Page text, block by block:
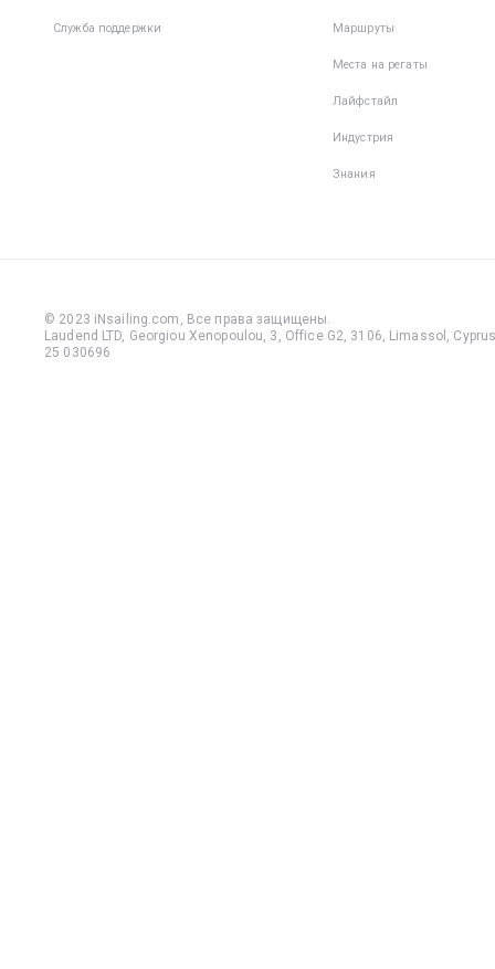
Служба поддержки Маршруты
Места на регаты
Лайфстайл
Индустрия
Знания
© 2023 iNsailing.com, Все права защищены.
Laudend LTD, Georgiou Xenopoulou, 3, Office G2, 3106, Limassol,
25 030696